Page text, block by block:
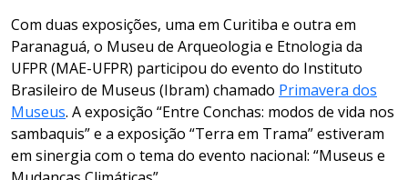
Com duas exposições, uma em Curitiba e outra em
Paranaguá, o Museu de Arqueologia e Etnologia da
UFPR (MAE-UFPR) participou do evento do Instituto
Brasileiro de Museus (Ibram) chamado Primavera dos
Museus. A exposição “Entre Conchas: modos de vida nos
sambaquis” e a exposição “Terra em Trama” estiveram
em sinergia com o tema do evento nacional: “Museus e